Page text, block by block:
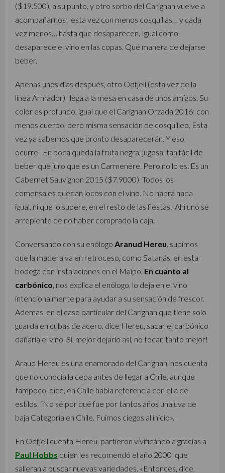
($19.500), a su punto, y otro sorbo del Carignan vuelve a
acompañarnos; esta vez con menos cosquillas… y cada
vez menos… hasta que desaparecen. Igual como
desaparece el vino en las copas. Qué manera de dejarse
beber.
Apenas unos días después, otro Odfjell (esta vez de la
línea Armador) llega a la mesa en casa de unos amigos. Su
color es profundo, igual que el Carignan Orzada 2016; con
menos cuerpo, pero misma sensación de cosquilleo. Esta
vez ya sabemos que pronto desaparecerán. Y eso
ocurre. En boca queda la fruta negra, jugosa, tan fácil de
beber que juro que es un Carmenère. Pero no lo es. Es un
Cabernet Sauvignon 2015 ($7.9000). Todos los
comensales quedan locos con el vino. No habrá nada
igual, ni que lo supere, en el resto de las fiestas. Ahí uno se
arrepiente de no haber comprado la caja.
Conversando con su enólogo Aranud Hereu , supimos
que la madera va en retroceso, como Satanás, en esta
bodega con instalaciones en el Maipo. En cuanto al
carbónico , nos explica el enólogo, lo deja en el vino
intencionalmente para ayudar a su sensación de frescor.
Ademas, en el caso particular del Carignan que tiene solo
guarda en cubas de acero, dice Hereu, sacar el carbónico
dañaría el vino. Sí, mejor dejarlo así, no tocar, tanto mejor!
Araud Hereu es una enamorado del Carignan, nos cuenta
que no conocía la cepa antes de llegar a Chile, aunque
tampoco, dice, en Chile había referencia con ella de
estilos. “No sé por qué fue por tantos años una uva de
baja Categoría en Chile. Fuimos ciegos al inicio».
En Odfjell cuenta Hereu, partieron vivificándola gracias a
Paul Hobbs quien les recomendó el año 2000 que
salieran a buscar nuevas variedades. «Entonces, dice,